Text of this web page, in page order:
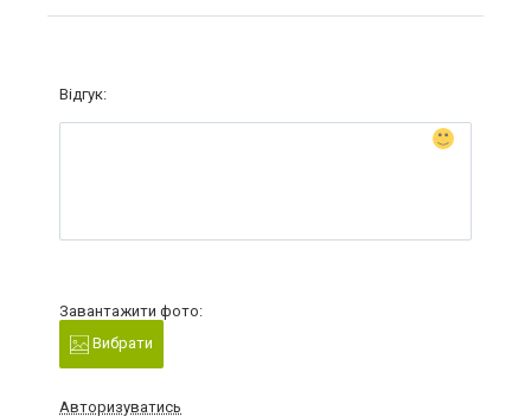
Відгук:
Завантажити фото:
Вибрати
Авторизуватись